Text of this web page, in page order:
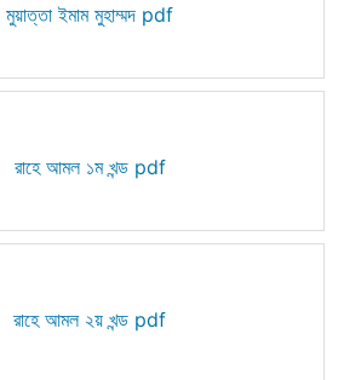
মুয়াত্তা ইমাম মুহাম্মদ pdf
রাহে আমল ১ম খন্ড pdf
রাহে আমল ২য় খন্ড pdf